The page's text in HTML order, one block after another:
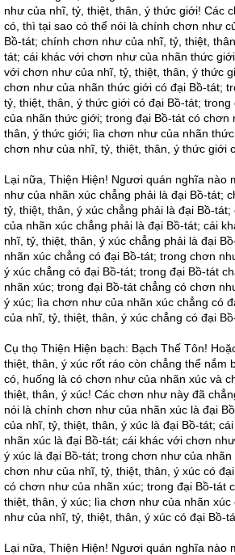
như của nhĩ, tỷ, thiệt, thân, ý thức giới! Các
có, thì tại sao có thể nói là chính chơn như
Bồ-tát; chính chơn như của nhĩ, tỷ, thiệt,
tát; cái khác với chơn như của nhãn thức
với chơn như của nhĩ, tỷ, thiệt, thân, ý thức
chơn như của nhãn thức giới có đại Bồ-tát;
tỷ, thiệt, thân, ý thức giới có đại Bồ-tát;
của nhãn thức giới; trong đại Bồ-tát có chơn
thân, ý thức giới; lìa chơn như của nhãn
chơn như của nhĩ, tỷ, thiệt, thân, ý thức giới
Lại nữa, Thiện Hiện! Ngươi quán nghĩa nào
như của nhãn xúc chẳng phải là đại Bồ-tát;
tỷ, thiệt, thân, ý xúc chẳng phải là đại Bồ-
của nhãn xúc chẳng phải là đại Bồ-tát; cái
nhĩ, tỷ, thiệt, thân, ý xúc chẳng phải là đại
nhãn xúc chẳng có đại Bồ-tát; trong chơn
ý xúc chẳng có đại Bồ-tát; trong đại Bồ-tát
nhãn xúc; trong đại Bồ-tát chẳng có chơn
ý xúc; lìa chơn như của nhãn xúc chẳng có
của nhĩ, tỷ, thiệt, thân, ý xúc chẳng có đại
Cụ thọ Thiện Hiện bạch: Bạch Thế Tôn!
thiệt, thân, ý xúc rốt ráo còn chẳng thể nắm
có, huống là có chơn như của nhãn xúc và
thiệt, thân, ý xúc! Các chơn như này đã
nói là chính chơn như của nhãn xúc là đại
của nhĩ, tỷ, thiệt, thân, ý xúc là đại Bồ-tát;
nhãn xúc là đại Bồ-tát; cái khác với chơn
ý xúc là đại Bồ-tát; trong chơn như của
chơn như của nhĩ, tỷ, thiệt, thân, ý xúc có
có chơn như của nhãn xúc; trong đại Bồ-tát
thiệt, thân, ý xúc; lìa chơn như của nhãn
như của nhĩ, tỷ, thiệt, thân, ý xúc có đại Bồ-
Lại nữa, Thiện Hiện! Ngươi quán nghĩa nào